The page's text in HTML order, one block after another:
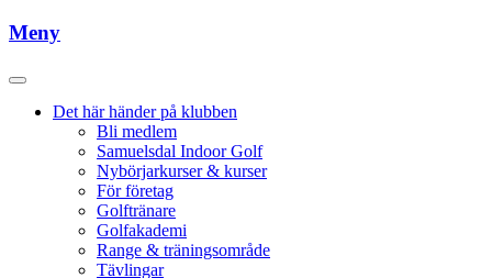
Meny
Det här händer på klubben
Bli medlem
Samuelsdal Indoor Golf
Nybörjarkurser & kurser
För företag
Golftränare
Golfakademi
Range & träningsområde
Tävlingar